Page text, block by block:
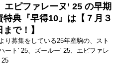
エピファレーヌ’ 25 の早期
特典『早得10』は【７月３
まで！】
り募集をしている25年産駒の、スト
ート' 25、ズールー' 25、エピファレ
25